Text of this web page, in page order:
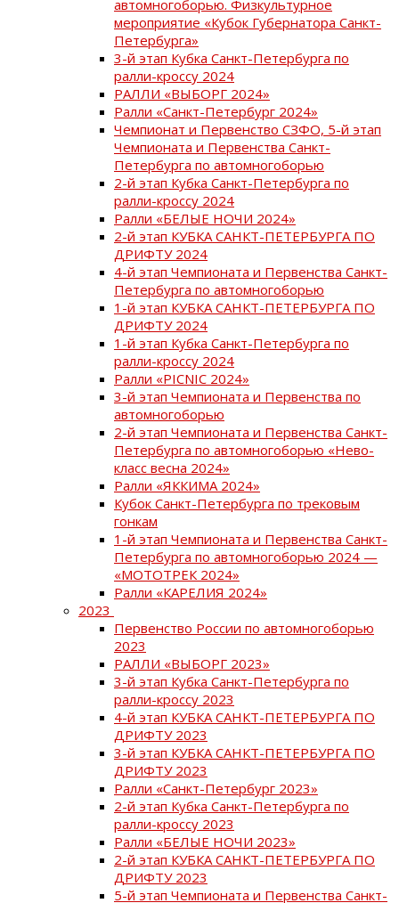
автомногоборью. Физкультурное
мероприятие «Кубок Губернатора Санкт-
Петербурга»
3-й этап Кубка Санкт-Петербурга по
ралли-кроссу 2024
РАЛЛИ «ВЫБОРГ 2024»
Ралли «Санкт-Петербург 2024»
Чемпионат и Первенство СЗФО, 5-й этап
Чемпионата и Первенства Санкт-
Петербурга по автомногоборью
2-й этап Кубка Санкт-Петербурга по
ралли-кроссу 2024
Ралли «БЕЛЫЕ НОЧИ 2024»
2-й этап КУБКА САНКТ-ПЕТЕРБУРГА ПО
ДРИФТУ 2024
4-й этап Чемпионата и Первенства Санкт-
Петербурга по автомногоборью
1-й этап КУБКА САНКТ-ПЕТЕРБУРГА ПО
ДРИФТУ 2024
1-й этап Кубка Санкт-Петербурга по
ралли-кроссу 2024
Ралли «PICNIC 2024»
3-й этап Чемпионата и Первенства по
автомногоборью
2-й этап Чемпионата и Первенства Санкт-
Петербурга по автомногоборью «Нево-
класс весна 2024»
Ралли «ЯККИМА 2024»
Кубок Санкт-Петербурга по трековым
гонкам
1-й этап Чемпионата и Первенства Санкт-
Петербурга по автомногоборью 2024 —
«МОТОТРЕК 2024»
Ралли «КАРЕЛИЯ 2024»
2023
Первенство России по автомногоборью
2023
РАЛЛИ «ВЫБОРГ 2023»
3-й этап Кубка Санкт-Петербурга по
ралли-кроссу 2023
4-й этап КУБКА САНКТ-ПЕТЕРБУРГА ПО
ДРИФТУ 2023
3-й этап КУБКА САНКТ-ПЕТЕРБУРГА ПО
ДРИФТУ 2023
Ралли «Санкт-Петербург 2023»
2-й этап Кубка Санкт-Петербурга по
ралли-кроссу 2023
Ралли «БЕЛЫЕ НОЧИ 2023»
2-й этап КУБКА САНКТ-ПЕТЕРБУРГА ПО
ДРИФТУ 2023
5-й этап Чемпионата и Первенства Санкт-